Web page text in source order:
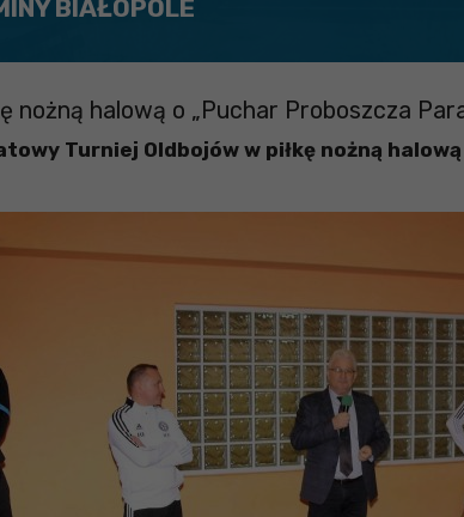
BIAŁOPOLE
nożną halową o „Puchar Proboszcza
Turniej Oldbojów w piłkę nożną